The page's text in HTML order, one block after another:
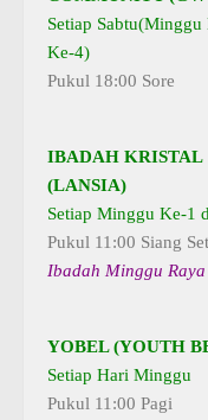
Setiap Sabtu(Minggu
Ke-4)
Pukul 18:00 Sore
IBADAH KRISTAL
(LANSIA)
Setiap Minggu Ke-1
Pukul 11:00 Siang
Ibadah Minggu Raya
YOBEL (YOUTH
Setiap Hari Minggu
Pukul 11:00 Pagi